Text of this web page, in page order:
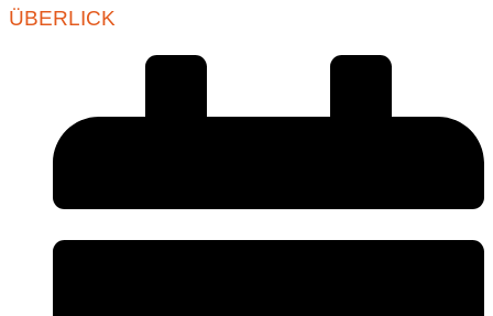
ÜBERLICK